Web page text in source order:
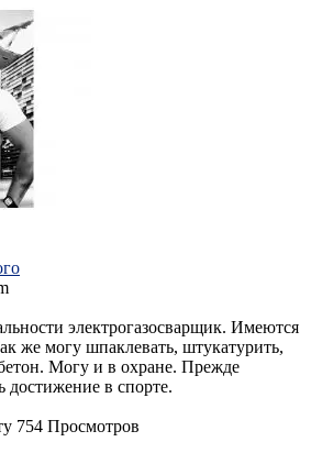
электрогазосварщик. Имеются
же могу шпаклевать, штукатурить,
Могу и в охране. Прежде
достижение в спорте.
754 Просмотров